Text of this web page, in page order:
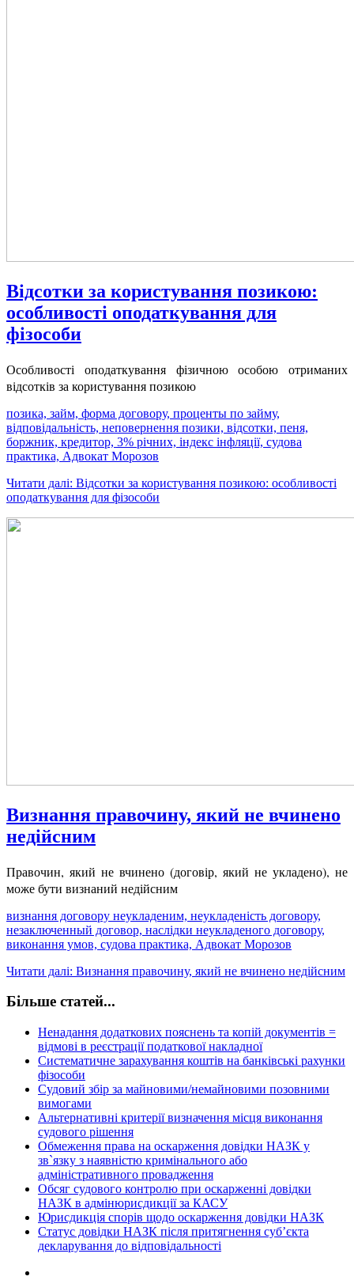
Відсотки за користування позикою:
особливості оподаткування для
фізособи
Особливості оподаткування фізичною особою отриманих
відсотків за користування позикою
позика, займ, форма договору, проценты по займу,
відповідальність, неповернення позики, відсотки, пеня,
боржник, кредитор, 3% річних, індекс інфляції, судова
практика, Адвокат Морозов
Читати далі: Відсотки за користування позикою: особливості
оподаткування для фізособи
Визнання правочину, який не вчинено
недійсним
Правочин, який не вчинено (договір, який не укладено), не
може бути визнаний недійсним
визнання договору неукладеним, неукладеність договору,
незаключенный договор, наслідки неукладеного договору,
виконання умов, судова практика, Адвокат Морозов
Читати далі: Визнання правочину, який не вчинено недійсним
Більше статей...
Ненадання додаткових пояснень та копій документів =
відмові в реєстрації податкової накладної
Систематичне зарахування коштів на банківські рахунки
фізособи
Судовий збір за майновими/немайновими позовними
вимогами
Альтернативні критерії визначення місця виконання
судового рішення
Обмеження права на оскарження довідки НАЗК у
зв`язку з наявністю кримінального або
адміністративного провадження
Обсяг судового контролю при оскарженні довідки
НАЗК в адмінюрисдикції за КАСУ
Юрисдикція спорів щодо оскарження довідки НАЗК
Статус довідки НАЗК після притягнення суб’єкта
декларування до відповідальності